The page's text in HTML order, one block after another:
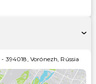
- 394018 Vorónezh Rússia